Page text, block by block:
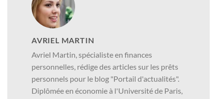
AVRIEL MARTIN
Avriel Martin, spécialiste en finances
personnelles, rédige des articles sur les prêts
personnels pour le blog "Portail d'actualités".
Diplômée en économie à l'Université de Paris,